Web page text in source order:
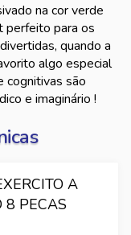
na cor verde
perfeito para os
quando a
algo especial
cognitivas são
e imaginário !
A
8 PECAS